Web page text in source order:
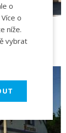
o
o
níže.
vybrat